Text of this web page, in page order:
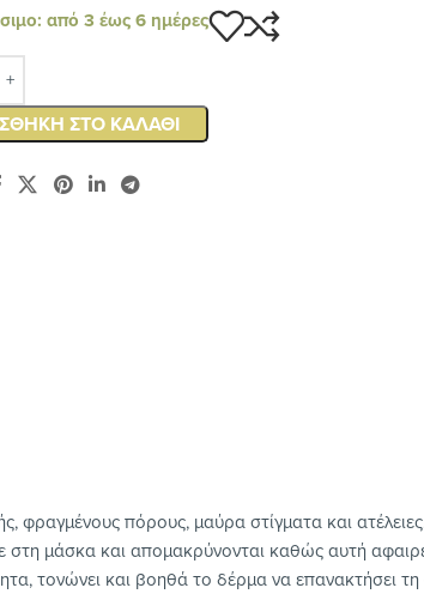
από 3 έως 6 ημέρες
ΣΤΟ ΚΑΛΆΘΙ
πόρους, μαύρα στίγματα και
μάσκα και απομακρύνονται καθώς αυτή
τονώνει και βοηθά το δέρμα να επανακτήσει